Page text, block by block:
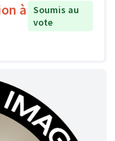
à
Soumis au
vote